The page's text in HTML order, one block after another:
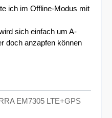
ich im Offline-Modus mit
sich einfach um A-
doch anzapfen können
EM7305 LTE+GPS